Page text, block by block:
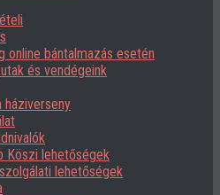
online bántalmazás esetén
és vendégeink
háziverseny
Köszi lehetőségek
lehetőségek